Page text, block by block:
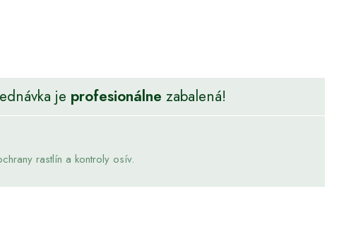
je profesionálne zabalená!
rastlín a kontroly osív.